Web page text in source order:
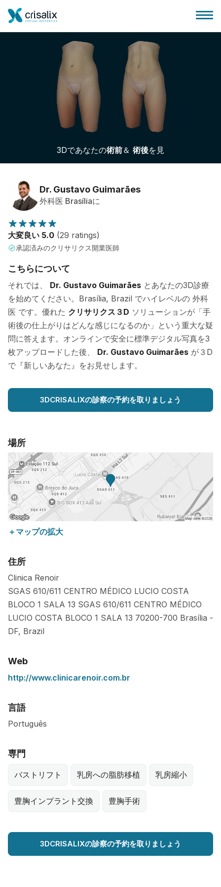
3Dビジネスプラットフォーム
サブスクリプションプラン
患者様のレビュー
3Dであなたの術前＆ 術後を見
Dr. Gustavo Guimarães
外科医 Brasíliaに
大変良い 5.0 (29 ratings)
承認済みのクリサリクス開業医師
こちらについて
それでは、 Dr. Gustavo Guimarães とあなたの3D診療
を始めてください。Brasília, Brazil でハイレベルの 外科
医 です。優れた クリサリクス３D ソリューションが「手
術後の仕上がりはどんな感じになるのか」という重大な疑
問に答えます。オンラインで安全に標準デジタル写真を3
枚アップロードした後、 Dr. Gustavo Guimarães が３D
で『新しいあなた』をお見せします。
3DCRISALIXの診察の予約を取りましょう
場所
＋マップの拡大
住所
Clinica Renoir
SGAS 610/611 CENTRO MÉDICO LUCIO COSTA
BLOCO 1 SALA 13 SGAS 610/611 CENTRO MÉDICO
LUCIO COSTA BLOCO 1 SALA 13 70200-700 Brasília -
DF, Brazil
Web
http://www.clinicarenoir.com.br
言語
Português
専門
バストリフト 乳房への脂肪移植 乳房縮小
豊胸インプラント交換 豊胸手術
3DCRISALIXの診察の予約を取りましょう